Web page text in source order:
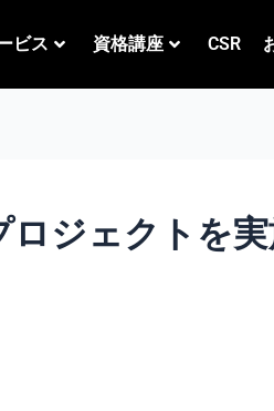
ビス 資格講座 CSR
ジェクトを